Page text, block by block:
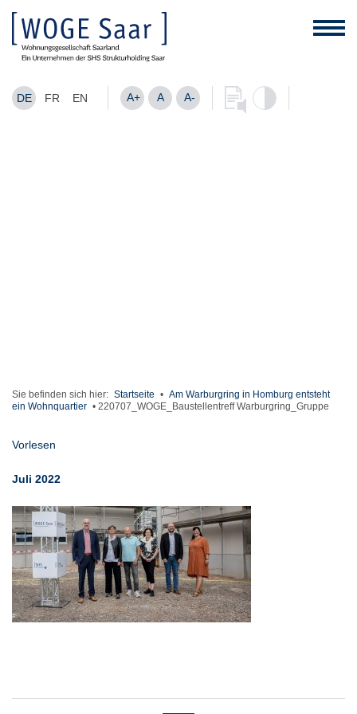
DE FR EN A+ A A-
Sie befinden sich hier: Startseite • Am Warburgring in Homburg entsteht
ein Wohnquartier • 220707_WOGE_Baustellentreff Warburgring_Gruppe
Vorlesen
Juli 2022